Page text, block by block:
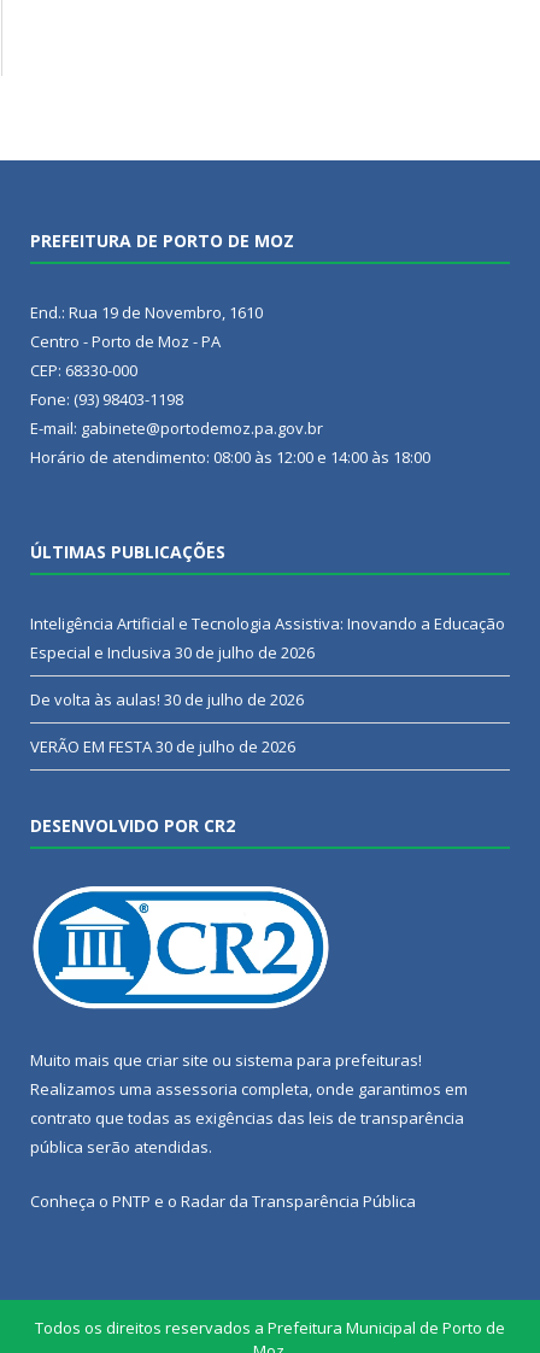
PREFEITURA DE PORTO DE MOZ
End.: Rua 19 de Novembro, 1610
Centro - Porto de Moz - PA
CEP: 68330-000
Fone: (93) 98403-1198
E-mail: gabinete@portodemoz.pa.gov.br
Horário de atendimento: 08:00 às 12:00 e 14:00 às 18:00
ÚLTIMAS PUBLICAÇÕES
Inteligência Artificial e Tecnologia Assistiva: Inovando a Educação
Especial e Inclusiva 30 de julho de 2026
De volta às aulas! 30 de julho de 2026
VERÃO EM FESTA30 de julho de 2026
DESENVOLVIDO POR CR2
Muito mais que criar site ou sistema para prefeituras!
Realizamos uma assessoria completa, onde garantimos em
contrato que todas as exigências das leis de transparência
pública serão atendidas.
Conheça o PNTP e o Radar da Transparência Pública
Todos os direitos reservados a Prefeitura Municipal de Porto de